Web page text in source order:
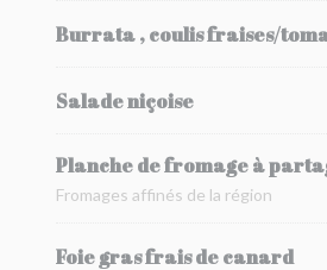
Burrata , coulis fraises/
Salade niçoise
Planche de fromage à
Fromages affinés de la région
Foie gras frais de canard